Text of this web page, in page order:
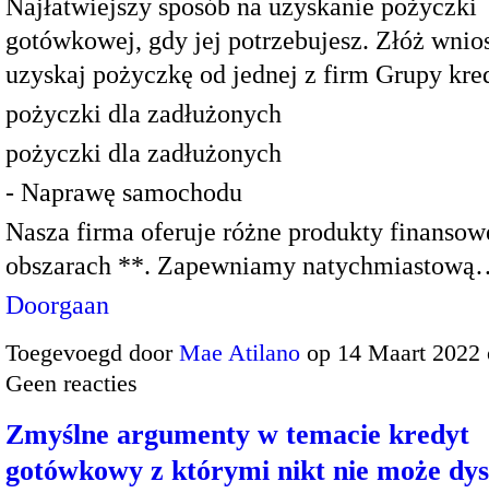
Najłatwiejszy sposób na uzyskanie pożyczki
gotówkowej, gdy jej potrzebujesz. Złóż
uzyskaj pożyczkę od jednej z firm Grupy
pożyczki dla zadłużonych
pożyczki dla zadłużonych
- Naprawę samochodu
Nasza firma oferuje różne produkty
obszarach **. Zapewniamy
Doorgaan
Toegevoegd door Mae Atilano op 14 Maart
Geen reacties
Zmyślne argumenty w temacie kredyt
gotówkowy z którymi nikt nie może